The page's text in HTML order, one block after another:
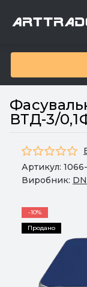
ВТД-3/
Артикул:
Виробник:
-10%
Продано